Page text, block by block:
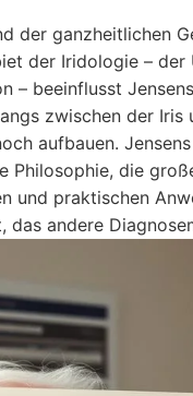
der ganzheitlichen
der Iridologie –
– beeinflusst
zwischen der
aufbauen.
Philosophie, die
und praktischen
das andere